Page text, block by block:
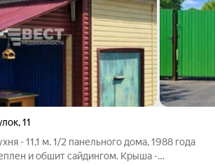
,11
- 11,1 м. 1/2 панельного дома, 1988 года
и обшит сайдингом. Крыша -